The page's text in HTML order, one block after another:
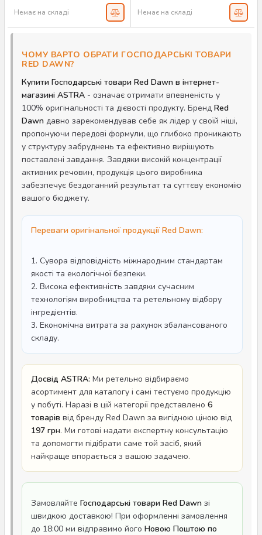
Немає на складі Немає на складі
ЧОМУ ВАРТО ОБРАТИ ГОСПОДАРСЬКІ ТОВАРИ
RED DAWN?
Купити Господарські товари Red Dawn в інтернет-
магазині ASTRA - означає отримати впевненість у
100% оригінальності та дієвості продукту. Бренд Red
Dawn давно зарекомендував себе як лідер у своїй ніші,
пропонуючи передові формули, що глибоко проникають
у структуру забруднень та ефективно вирішують
поставлені завдання. Завдяки високій концентрації
активних речовин, продукція цього виробника
забезпечує бездоганний результат та суттєву економію
вашого бюджету.
Переваги оригінальної продукції Red Dawn:
1. Сувора відповідність міжнародним стандартам
якості та екологічної безпеки.
2. Висока ефективність завдяки сучасним
технологіям виробництва та ретельному відбору
інгредієнтів.
3. Економічна витрата за рахунок збалансованого
складу.
Досвід ASTRA: Ми ретельно відбираємо
асортимент для каталогу і самі тестуємо продукцію
у побуті. Наразі в цій категорії представлено 6
товарів від бренду Red Dawn за вигідною ціною від
197 грн. Ми готові надати експертну консультацію
та допомогти підібрати саме той засіб, який
найкраще впорається з вашою задачею.
Замовляйте Господарські товари Red Dawn зі
швидкою доставкою! При оформленні замовлення
до 18:00 ми відправимо його Новою Поштою по